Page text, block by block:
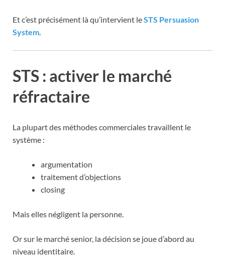
Et c’est précisément là qu’intervient leSTS Persuasion
System
STS : activer le marché
réfractaire
La plupart des méthodes commerciales travaillent le
système :
argumentation
traitement d’objections
closing
Mais elles négligent la personne.
Or sur le marché senior, la décision se joue d’abord au
niveau identitaire.